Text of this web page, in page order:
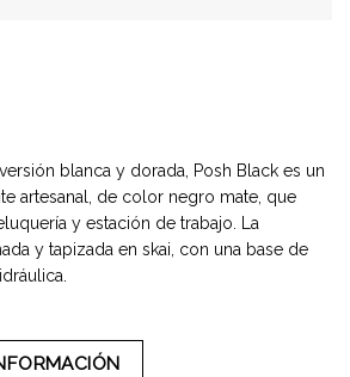
blanca y dorada, Posh Black es un
artesanal, de color negro mate, que
y estación de trabajo. La
y tapizada en skai, con una base de